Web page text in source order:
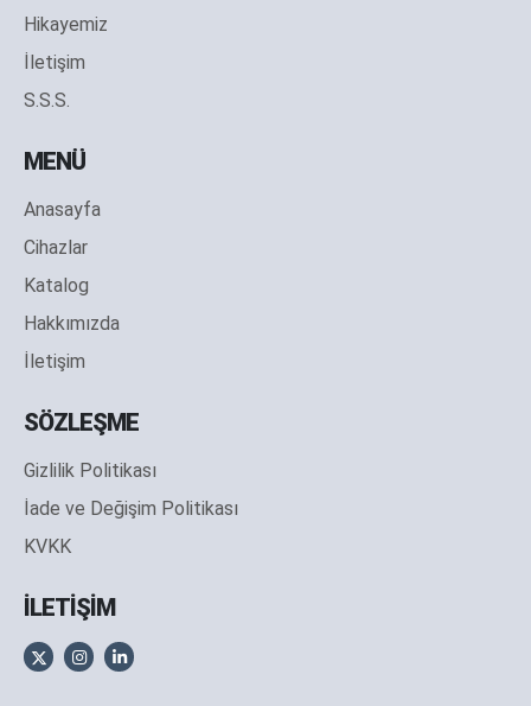
Hikayemiz
İletişim
S.S.S.
MENÜ
Anasayfa
Cihazlar
Katalog
Hakkımızda
İletişim
SÖZLEŞME
Gizlilik Politikası
İade ve Değişim Politikası
KVKK
İLETİŞİM